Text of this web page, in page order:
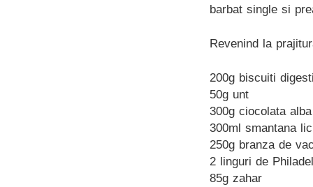
barbat single si
Revenind la
200g biscuiti
50g unt
300g ciocolata alba
300ml smantana
250g branza de
2 linguri de
85g zahar